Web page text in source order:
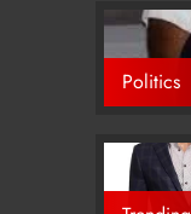
Politics